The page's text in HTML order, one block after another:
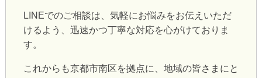
LINEでのご相談は、気軽にお悩みをお伝えいただ
けるよう、迅速かつ丁寧な対応を心がけておりま
す。
これからも京都市南区を拠点に、地域の皆さまにと